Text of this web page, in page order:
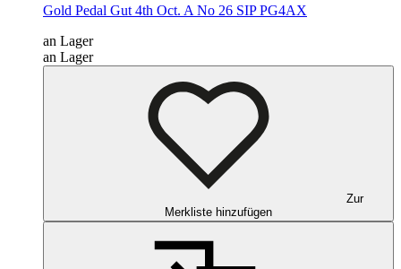
Gold Pedal Gut 4th Oct. A No 26 SIP PG4AX
an Lager
an Lager
Zur
Merkliste hinzufügen